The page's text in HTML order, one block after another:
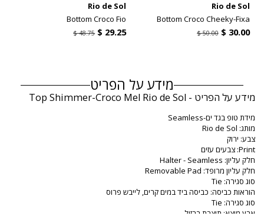
Rio de Sol
Bottom Croco Cheeky-Fixa
‏30.00 $
‏50.00 $
Rio de Sol
Bottom Croco Fio
‏29.25 $
‏48.75 $
מידע על הפריט
מידע על הפריט - Top Shimmer-Croco Mel Rio de Sol
מידת טופ בגד ים-Seamless
מותג: Rio de Sol
צבע: ירוק
Print: צבעים עזים
חלק עליון: Halter - Seamless
חלק עליון מרופד: Removable Pad
סוג סגירה: Tie
הוראות כביסה: כביסה ביד במים קרים, לייבש פרוס
סוג סגירה: Tie
ארץ מוצא: תוצרת ברזיל